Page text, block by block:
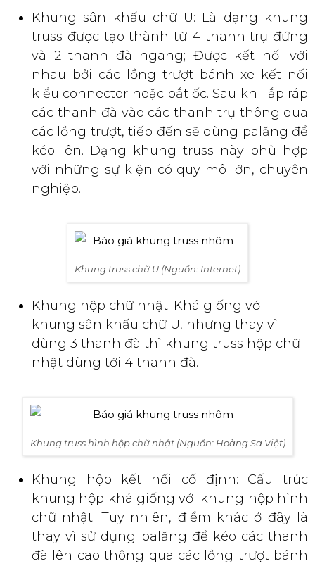
Khung sân khấu chữ U: Là dạng khung
truss được tạo thành từ 4 thanh trụ đứng
và 2 thanh đà ngang; Được kết nối với
nhau bởi các lồng trượt bánh xe kết nối
kiểu connector hoặc bắt ốc. Sau khi lắp ráp
các thanh đà vào các thanh trụ thông qua
các lồng trượt, tiếp đến sẽ dùng palăng để
kéo lên. Dạng khung truss này phù hợp
với những sự kiện có quy mô lớn, chuyên
nghiệp.
Khung truss chữ U (Nguồn: Internet)
Khung hộp chữ nhật: Khá giống với
khung sân khấu chữ U, nhưng thay vì
dùng 3 thanh đà thì khung truss hộp chữ
nhật dùng tới 4 thanh đà.
Khung truss hình hộp chữ nhật (Nguồn: Hoàng Sa Việt)
Khung hộp kết nối cố định: Cấu trúc
khung hộp khá giống với khung hộp hình
chữ nhật. Tuy nhiên, điểm khác ở đây là
thay vì sử dụng palăng để kéo các thanh
đà lên cao thông qua các lồng trượt bánh